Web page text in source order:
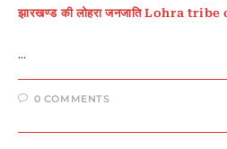
झारखण्ड की लोहरा जनजाति Lohra
…
0 COMMENTS